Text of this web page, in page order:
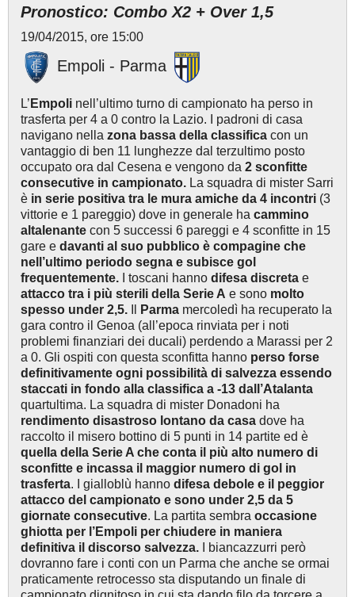
Pronostico: Combo X2 + Over 1,5
19/04/2015, ore 15:00
Empoli - Parma
L’ Empoli nell’ultimo turno di campionato ha perso in
trasferta per 4 a 0 contro la Lazio. I padroni di casa
navigano nella zona bassa della classifica con un
vantaggio di ben 11 lunghezze dal terzultimo posto
occupato ora dal Cesena e vengono da 2 sconfitte
consecutive in campionato. La squadra di mister Sarri
è in serie positiva tra le mura amiche da 4 incontri (3
vittorie e 1 pareggio) dove in generale ha cammino
altalenante con 5 successi 6 pareggi e 4 sconfitte in 15
gare e davanti al suo pubblico è compagine che
nell’ultimo periodo segna e subisce gol
frequentemente. I toscani hanno difesa discreta e
attacco tra i più sterili della Serie A e sono molto
spesso under 2,5.
Parma mercoledì ha recuperato la
gara contro il Genoa (all’epoca rinviata per i noti
problemi finanziari dei ducali) perdendo a Marassi per 2
a 0. Gli ospiti con questa sconfitta hanno perso forse
definitivamente ogni possibilità di salvezza essendo
staccati in fondo alla classifica a -13 dall’Atalanta
quartultima. La squadra di mister Donadoni ha
rendimento disastroso lontano da casa dove ha
raccolto il misero bottino di 5 punti in 14 partite ed è
quella della Serie A che conta il più alto numero di
sconfitte e incassa il maggior numero di gol in
trasferta. I gialloblù hanno difesa debole e il peggior
attacco del campionato e sono under 2,5 da 5
giornate consecutive. La partita sembra occasione
ghiotta per l’Empoli per chiudere in maniera
definitiva il discorso salvezza. I biancazzurri però
dovranno fare i conti con un Parma che anche se ormai
praticamente retrocesso sta disputando un finale di